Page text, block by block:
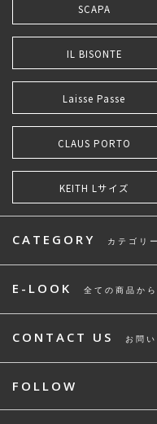
SCAPA
IL BISONTE
Laisse Passe
CLAUS PORTO
KEITH Lサイズ
CATEGORY カテゴリ
E-LOOK 全ての商品か
CONTACT US お問
FOLLOW